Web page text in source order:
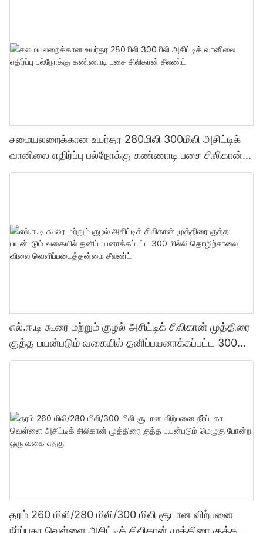
சமையலறைக்கான உயர்தர 280மிலி 300மிலி அசிட்டிக்
வானிலை எதிர்ப்பு பல்நோக்கு கண்ணாடி பசை சிலிகான்
சீலண்ட்
எல்.ஈ.டி கூரை மற்றும் குழல் அசிட்டிக் சிலிகான் முத்திரை
குத்த பயன்படும் வகையில் தனிப்பயனாக்கப்பட்ட 300
மில்லி தொழிற்சாலை விலை வெளிப்படைத்தன்மை
தரம் 260 மிலி/280 மிலி/300 மிலி சூடான விற்பனை
நீர்ப்புகா வெள்ளை அசிட்டிக் சிலிகான் முத்திரை குத்த